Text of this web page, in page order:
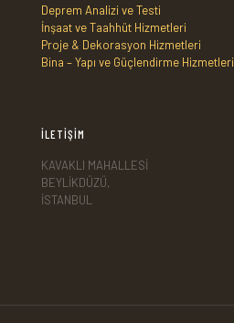
Deprem Analizi ve Testi
İnşaat ve Taahhüt Hizmetleri
Proje & Dekorasyon Hizmetleri
Bina – Yapı ve Güçlendirme Hizmetleri
İLETİŞİM
KAVAKLI MAHALLESİ
BEYLİKDÜZÜ,
İSTANBUL